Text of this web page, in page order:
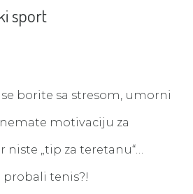
sport
borite sa stresom, umorni
motivaciju za
„tip za teretanu“…
probali tenis?!